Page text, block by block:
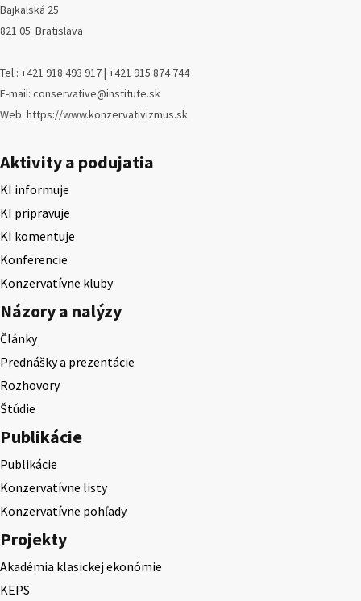
Bajkalská 25
821 05 Bratislava
Tel.: +421 918 493 917 | +421 915 874 744
E-mail: conservative@institute.sk
Web: https://www.konzervativizmus.sk
Aktivity a podujatia
KI informuje
KI pripravuje
KI komentuje
Konferencie
Konzervatívne kluby
Názory a nalýzy
Články
Prednášky a prezentácie
Rozhovory
Štúdie
Publikácie
Publikácie
Konzervatívne listy
Konzervatívne pohľady
Projekty
Akadémia klasickej ekonómie
KEPS